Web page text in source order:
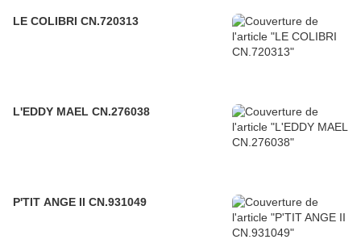
LE COLIBRI CN.720313
L'EDDY MAEL CN.276038
P'TIT ANGE II CN.931049